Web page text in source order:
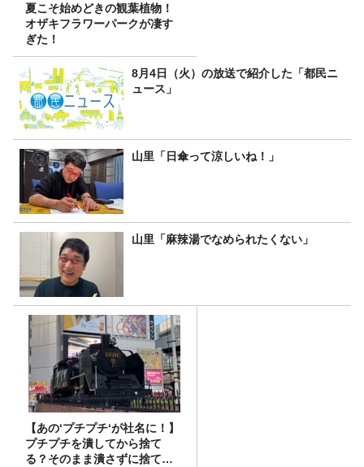
夏こそ始めどきの観葉植物！
オザキフラワーパークが凄す
ぎた！
8月4日（火）の放送で紹介した「都民ニ
ュース」
山里「日傘って涼しいね！」
山里「麻辣湯でなめられたくない」
【あの‘プチプチ‘が社名に！】
プチプチを潰してから捨て
る？そのまま潰さずに捨て